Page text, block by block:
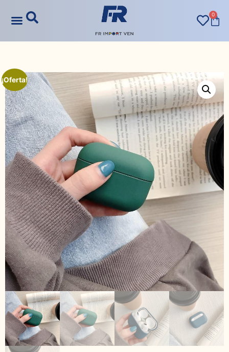
0
¡Oferta!